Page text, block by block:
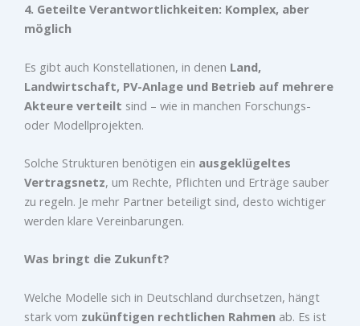
4. Geteilte Verantwortlichkeiten: Komplex, aber
möglich
Es gibt auch Konstellationen, in denen Land,
Landwirtschaft, PV-Anlage und Betrieb auf mehrere
Akteure verteilt sind – wie in manchen Forschungs-
oder Modellprojekten.
Solche Strukturen benötigen ein ausgeklügeltes
Vertragsnetz, um Rechte, Pflichten und Erträge sauber
zu regeln. Je mehr Partner beteiligt sind, desto wichtiger
werden klare Vereinbarungen.
Was bringt die Zukunft?
Welche Modelle sich in Deutschland durchsetzen, hängt
stark vom zukünftigen rechtlichen Rahmen ab. Es ist